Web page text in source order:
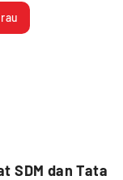
SDM dan Tata